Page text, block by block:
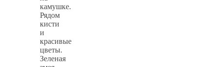
камушке.
Рядом
кисти
и
красивые
цветы.
Зеленая